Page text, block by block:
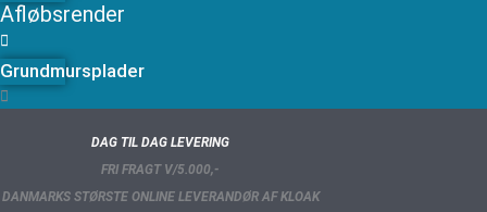
Afløbsrender
Grundmursplader
DAG TIL DAG LEVERING
FRI FRAGT V/5.000,-
DANMARKS STØRSTE ONLINE LEVERANDØR AF KLOAK